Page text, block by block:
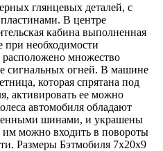
глянцевых деталей, с
В центре
кабина выполненная
при необходимости
расположено множество
сигнальных огней. В машине
которая спрятана под
активировать ее можно
автомобиля обладают
шинами, и украшены
им можно входить в повороты
Размеры Бэтмобиля 7х20х9